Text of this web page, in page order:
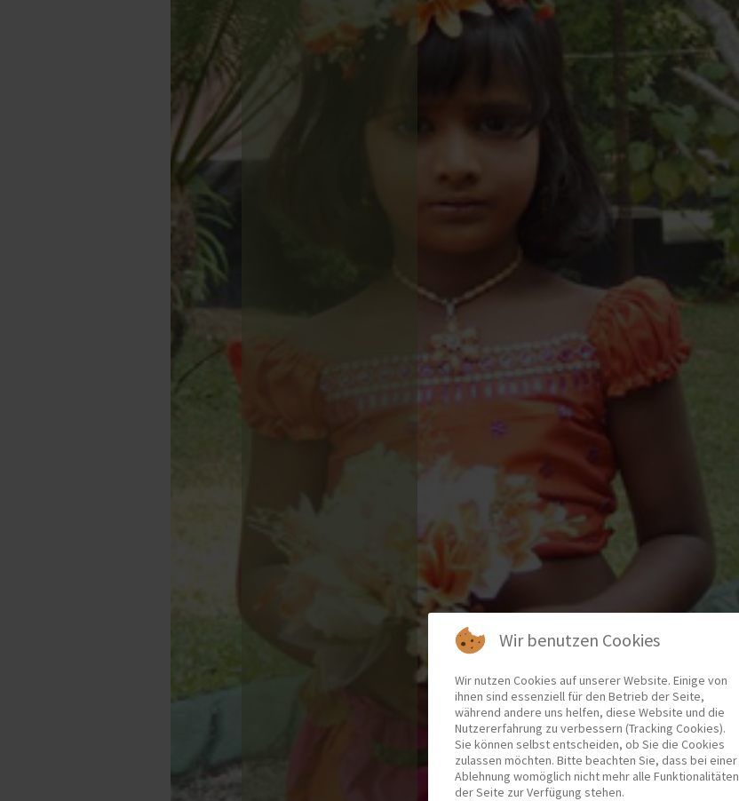
Wir benutzen Cookies
Wir nutzen Cookies auf unserer Website. Einige von
ihnen sind essenziell für den Betrieb der Seite,
während andere uns helfen, diese Website und die
Nutzererfahrung zu verbessern (Tracking Cookies).
Sie können selbst entscheiden, ob Sie die Cookies
zulassen möchten. Bitte beachten Sie, dass bei einer
Ablehnung womöglich nicht mehr alle Funktionalitäten
der Seite zur Verfügung stehen.